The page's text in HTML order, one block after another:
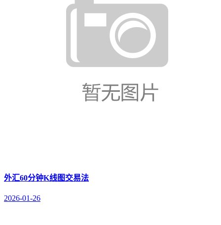
外汇60分钟K线图交易法
2026-01-26